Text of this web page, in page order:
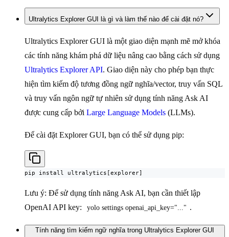
Ultralytics Explorer GUI là gì và làm thế nào để cài đặt nó?
Ultralytics Explorer GUI là một giao diện mạnh mẽ mở khóa
các tính năng khám phá dữ liệu nâng cao bằng cách sử dụng
Ultralytics Explorer API. Giao diện này cho phép bạn thực
hiện tìm kiếm độ tương đồng ngữ nghĩa/vector, truy vấn SQL
và truy vấn ngôn ngữ tự nhiên sử dụng tính năng Ask AI
được cung cấp bởi Large Language Models (LLMs).
Để cài đặt Explorer GUI, bạn có thể sử dụng pip:
pip install ultralytics[explorer]
Lưu ý: Để sử dụng tính năng Ask AI, bạn cần thiết lập
OpenAI API key:
yolo settings openai_api_key="..." .
Tính năng tìm kiếm ngữ nghĩa trong Ultralytics Explorer GUI